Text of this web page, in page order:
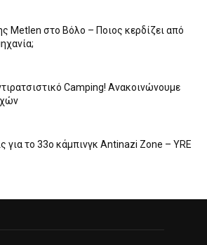
Metlen στο Βόλο – Ποιος κερδίζει από
Camping! Ανακοινώνουμε
για το 33ο κάμπινγκ Antinazi Zone – YRE